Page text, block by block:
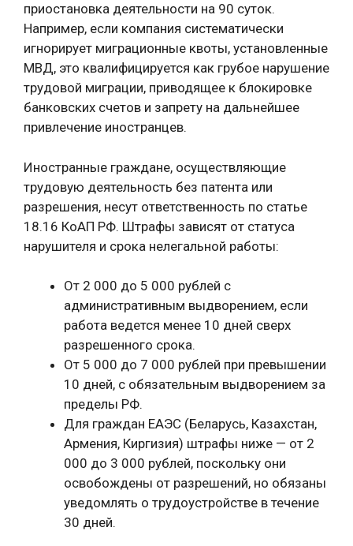
приостановка деятельности на 90 суток.
Например, если компания систематически
игнорирует миграционные квоты, установленные
МВД, это квалифицируется как грубое нарушение
трудовой миграции, приводящее к блокировке
банковских счетов и запрету на дальнейшее
привлечение иностранцев.
Иностранные граждане, осуществляющие
трудовую деятельность без патента или
разрешения, несут ответственность по статье
18.16 КоАП РФ. Штрафы зависят от статуса
нарушителя и срока нелегальной работы:
От 2 000 до 5 000 рублей с
административным выдворением, если
работа ведется менее 10 дней сверх
разрешенного срока.
От 5 000 до 7 000 рублей при превышении
10 дней, с обязательным выдворением за
пределы РФ.
Для граждан ЕАЭС (Беларусь, Казахстан,
Армения, Киргизия) штрафы ниже — от 2
000 до 3 000 рублей, поскольку они
освобождены от разрешений, но обязаны
уведомлять о трудоустройстве в течение
30 дней.